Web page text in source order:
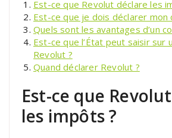
Est-ce que Revolut déclare les
Est-ce que je dois déclarer mon
Quels sont les avantages d’un
Est-ce que l’État peut saisir sur
Revolut ?
Quand déclarer Revolut ?
Est-ce que
les impôts ?